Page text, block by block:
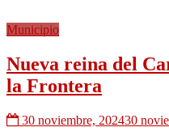
Municipio
Nueva reina del
la Frontera
30 noviembre, 202430